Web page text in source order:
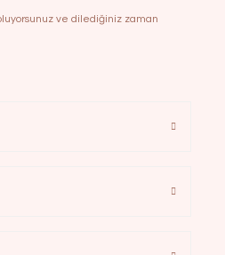
ve dilediğiniz zaman